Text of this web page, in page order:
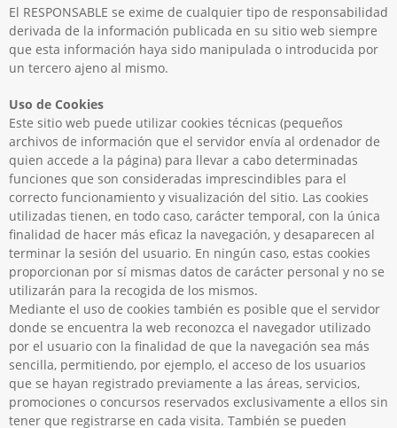
El RESPONSABLE se exime de cualquier tipo de responsabilidad
derivada de la información publicada en su sitio web siempre
que esta información haya sido manipulada o introducida por
un tercero ajeno al mismo.
Uso de Cookies
Este sitio web puede utilizar cookies técnicas (pequeños
archivos de información que el servidor envía al ordenador de
quien accede a la página) para llevar a cabo determinadas
funciones que son consideradas imprescindibles para el
correcto funcionamiento y visualización del sitio. Las cookies
utilizadas tienen, en todo caso, carácter temporal, con la única
finalidad de hacer más eficaz la navegación, y desaparecen al
terminar la sesión del usuario. En ningún caso, estas cookies
proporcionan por sí mismas datos de carácter personal y no se
utilizarán para la recogida de los mismos.
Mediante el uso de cookies también es posible que el servidor
donde se encuentra la web reconozca el navegador utilizado
por el usuario con la finalidad de que la navegación sea más
sencilla, permitiendo, por ejemplo, el acceso de los usuarios
que se hayan registrado previamente a las áreas, servicios,
promociones o concursos reservados exclusivamente a ellos sin
tener que registrarse en cada visita. También se pueden